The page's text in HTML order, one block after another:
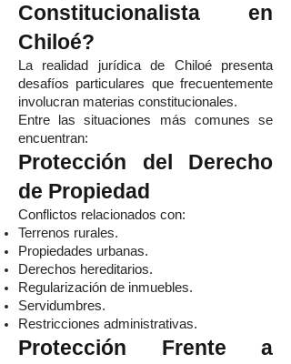
Constitucionalista en
Chiloé?
La realidad jurídica de Chiloé presenta
desafíos particulares que frecuentemente
involucran materias constitucionales.
Entre las situaciones más comunes se
encuentran:
Protección del Derecho
de Propiedad
Conflictos relacionados con:
Terrenos rurales.
Propiedades urbanas.
Derechos hereditarios.
Regularización de inmuebles.
Servidumbres.
Restricciones administrativas.
Protección Frente a